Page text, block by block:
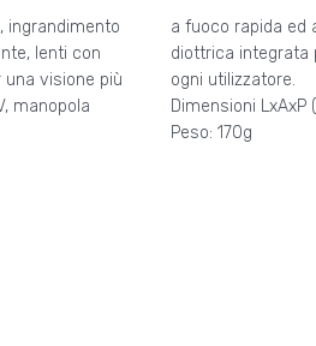
ingrandimento
lenti con
visione più
manopola
a fuoco rapida ed
diottrica integrata
ogni utilizzatore.
Dimensioni LxAxP
Peso: 170g